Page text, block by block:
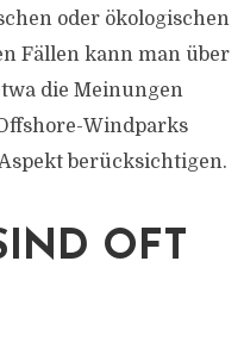
oder ökologischen
Fällen kann man über
die Meinungen
Windparks
berücksichtigen.
OFT